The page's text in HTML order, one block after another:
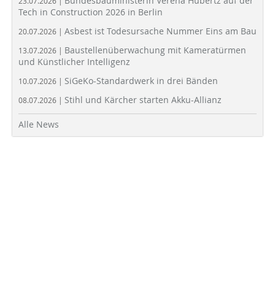
Tech in Construction 2026 in Berlin
20.07.2026 | Asbest ist Todesursache Nummer Eins am Bau
13.07.2026 | Baustellenüberwachung mit Kameratürmen
und Künstlicher Intelligenz
10.07.2026 | SiGeKo-Standardwerk in drei Bänden
08.07.2026 | Stihl und Kärcher starten Akku-Allianz
Alle News